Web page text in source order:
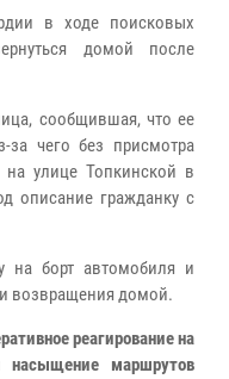
в ходе поисковых
домой после
сообщившая, что ее
чего без присмотра
на улице Топкинской в
описание гражданку с
на борт автомобиля и
возвращения домой.
реагирование на
маршрутов